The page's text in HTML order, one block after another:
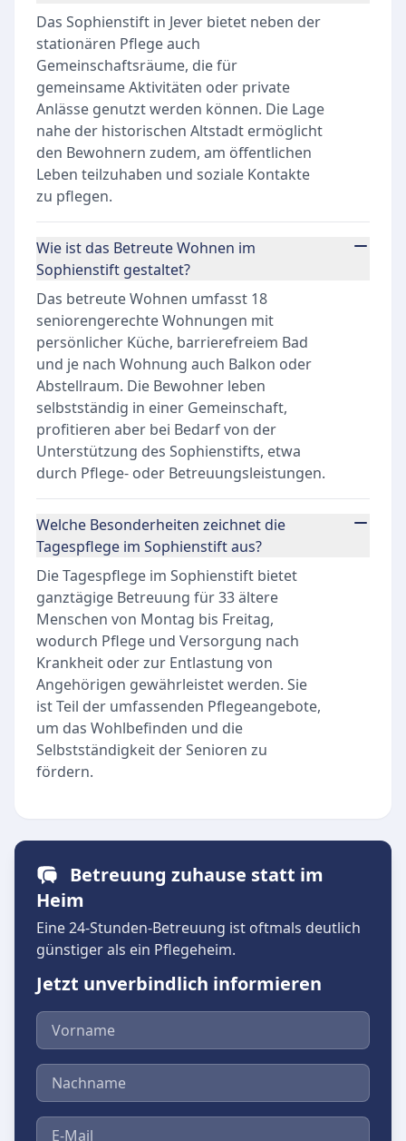
Das Sophienstift in Jever bietet neben der
stationären Pflege auch
Gemeinschaftsräume, die für
gemeinsame Aktivitäten oder private
Anlässe genutzt werden können. Die Lage
nahe der historischen Altstadt ermöglicht
den Bewohnern zudem, am öffentlichen
Leben teilzuhaben und soziale Kontakte
zu pflegen.
Wie ist das Betreute Wohnen im
Sophienstift gestaltet?
Das betreute Wohnen umfasst 18
seniorengerechte Wohnungen mit
persönlicher Küche, barrierefreiem Bad
und je nach Wohnung auch Balkon oder
Abstellraum. Die Bewohner leben
selbstständig in einer Gemeinschaft,
profitieren aber bei Bedarf von der
Unterstützung des Sophienstifts, etwa
durch Pflege- oder Betreuungsleistungen.
Welche Besonderheiten zeichnet die
Tagespflege im Sophienstift aus?
Die Tagespflege im Sophienstift bietet
ganztägige Betreuung für 33 ältere
Menschen von Montag bis Freitag,
wodurch Pflege und Versorgung nach
Krankheit oder zur Entlastung von
Angehörigen gewährleistet werden. Sie
ist Teil der umfassenden Pflegeangebote,
um das Wohlbefinden und die
Selbstständigkeit der Senioren zu
fördern.
Betreuung zuhause statt im
Heim
Eine 24-Stunden-Betreuung ist oftmals deutlich
günstiger als ein Pflegeheim.
Jetzt unverbindlich informieren
Vorname
Nachname
E-Mail